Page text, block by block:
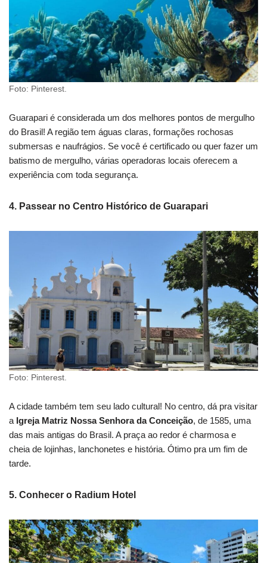
Foto: Pinterest.
Guarapari é considerada um dos melhores pontos de mergulho
do Brasil! A região tem águas claras, formações rochosas
submersas e naufrágios. Se você é certificado ou quer fazer um
batismo de mergulho, várias operadoras locais oferecem a
experiência com toda segurança.
4. Passear no Centro Histórico de Guarapari
Foto: Pinterest.
A cidade também tem seu lado cultural! No centro, dá pra visitar
a Igreja Matriz Nossa Senhora da Conceição, de 1585, uma
das mais antigas do Brasil. A praça ao redor é charmosa e
cheia de lojinhas, lanchonetes e história. Ótimo pra um fim de
tarde.
5. Conhecer o Radium Hotel